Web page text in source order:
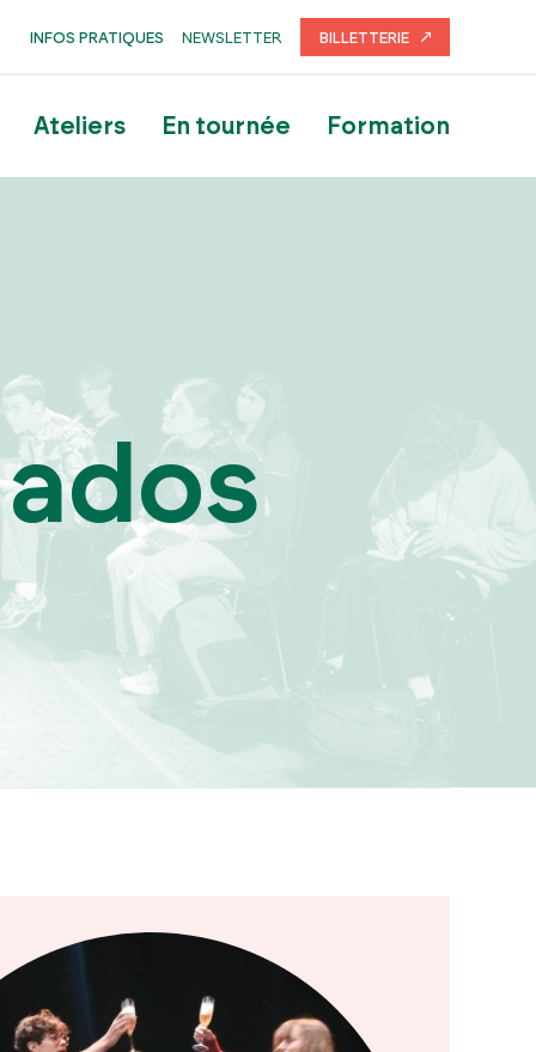
INFOS PRATIQUES NEWSLETTER BILLETTERIE
Ateliers En tournée Formation